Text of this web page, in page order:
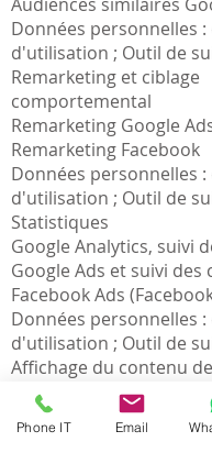
Données personnelles :
d'utilisation ; Outil de
Remarketing et ciblage
comportemental
Remarketing Google
Remarketing Facebook
Données personnelles :
d'utilisation ; Outil de
Statistiques
Google Analytics, suivi
Google Ads et suivi des
Facebook Ads
Données personnelles :
d'utilisation ; Outil de
Affichage du contenu
externes
Widget vidéo YouTube,
Maps, Google Fonts et
Phone IT Email